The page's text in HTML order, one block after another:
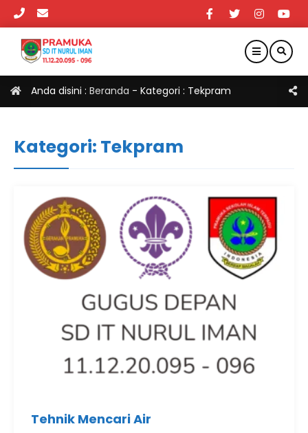
Anda disini : Beranda - Kategori : Tekpram
Kategori: Tekpram
Tehnik Mencari Air